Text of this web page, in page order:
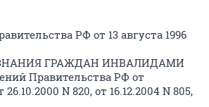
РФ от 13 августа 1996
ГРАЖДАН ИНВАЛИДАМИ
Правительства РФ от
26.10.2000 N 820, от 16.12.2004 N 805,